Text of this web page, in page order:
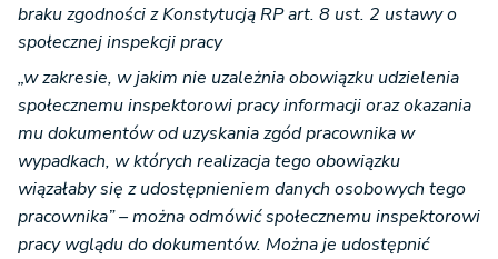
braku zgodności z Konstytucją RP art. 8 ust. 2 ustawy o
społecznej inspekcji pracy
„w zakresie, w jakim nie uzależnia obowiązku udzielenia
społecznemu inspektorowi pracy informacji oraz okazania
mu dokumentów od uzyskania zgód pracownika w
wypadkach, w których realizacja tego obowiązku
wiązałaby się z udostępnieniem danych osobowych tego
pracownika” – można odmówić społecznemu inspektorowi
pracy wglądu do dokumentów. Można je udostępnić